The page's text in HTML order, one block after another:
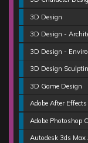
3D Design
3D Design -
3D Design -
3D Design
3D Game Design
Adobe After
Adobe Photoshop
Autodesk 3ds Max